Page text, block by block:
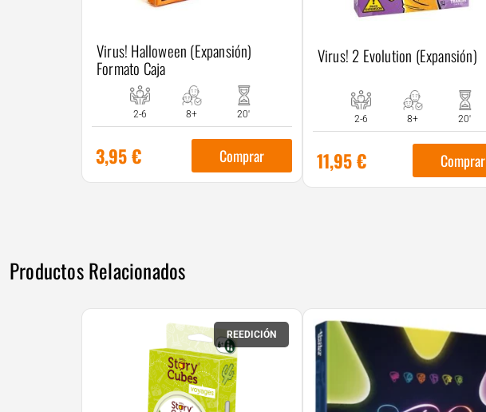
Virus! Halloween (Expansión)
Formato Caja
2-6 8+ 20'
3,95€ Comprar
Virus! 2 Evolution (Expansión)
2-6 8+ 20'
11,95€ Comprar
Productos Relacionados
REEDICIÓN